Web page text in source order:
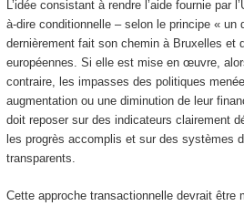
L’idée consistant à rendre l’aide fournie par
à-dire conditionnelle – selon le principe « un
dernièrement fait son chemin à Bruxelles et
européennes. Si elle est mise en œuvre,
contraire, les impasses des politiques
augmentation ou une diminution de leur
doit reposer sur des indicateurs clairement
les progrès accomplis et sur des systèmes
transparents.
Cette approche transactionnelle devrait être